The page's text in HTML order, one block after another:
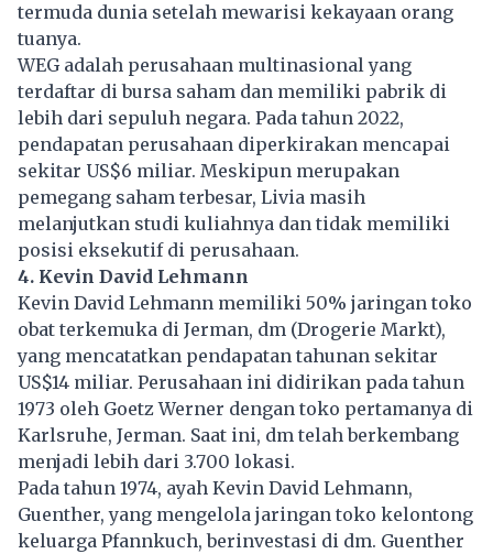
termuda dunia setelah mewarisi kekayaan orang
tuanya.
WEG adalah perusahaan multinasional yang
terdaftar di bursa saham dan memiliki pabrik di
lebih dari sepuluh negara. Pada tahun 2022,
pendapatan perusahaan diperkirakan mencapai
sekitar US$6 miliar. Meskipun merupakan
pemegang saham terbesar, Livia masih
melanjutkan studi kuliahnya dan tidak memiliki
posisi eksekutif di perusahaan.
4. Kevin David Lehmann
Kevin David Lehmann memiliki 50% jaringan toko
obat terkemuka di Jerman, dm (Drogerie Markt),
yang mencatatkan pendapatan tahunan sekitar
US$14 miliar. Perusahaan ini didirikan pada tahun
1973 oleh Goetz Werner dengan toko pertamanya di
Karlsruhe, Jerman. Saat ini, dm telah berkembang
menjadi lebih dari 3.700 lokasi.
Pada tahun 1974, ayah Kevin David Lehmann,
Guenther, yang mengelola jaringan toko kelontong
keluarga Pfannkuch, berinvestasi di dm. Guenther